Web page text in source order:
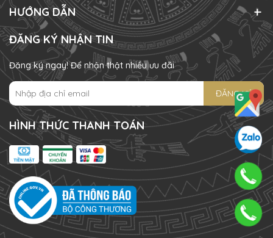
HƯỚNG DẪN
ĐĂNG KÝ NHẬN TIN
Đăng ký ngay! Để nhận thật nhiều ưu đãi
ĐĂNG KÝ
HÌNH THỨC THANH TOÁN